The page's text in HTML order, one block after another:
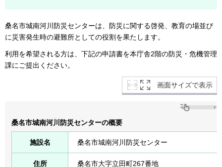
桑名市城南河川防災センターは、防災に関する啓発、教育の場並び
に災害発生時の避難所としての役割を果たします。
利用を希望される方は、下記の申請書を本庁舎2階の防災・危機管理
課にご提出ください。
画面サイズで表示
桑名市城南河川防災センターの概要
施設名 桑名市城南河川防災センター
住所 桑名市大字立田町267番地